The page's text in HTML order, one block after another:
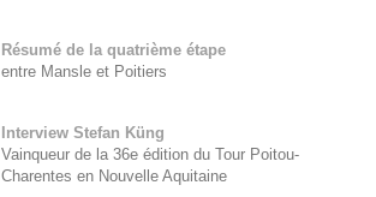
Résumé de la quatrième étape
entre Mansle et Poitiers
Interview Stefan Küng
Vainqueur de la 36e édition du Tour Poitou-
Charentes en Nouvelle Aquitaine